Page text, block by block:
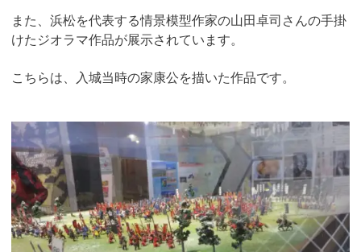
また、浜松を代表する情景模型作家の山田卓司さんの手掛
けたジオラマ作品が展示されています。
こちらは、入城当時の家康公を描いた作品です。